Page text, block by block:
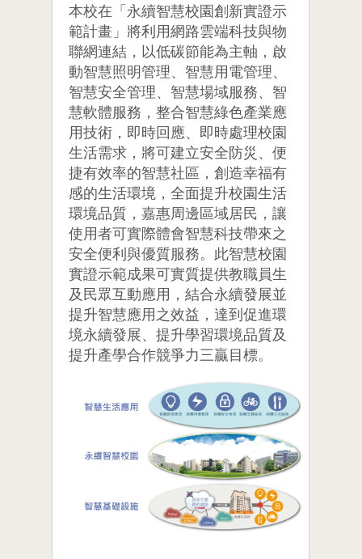
本校在「永續智慧校園創新實證示
範計畫」將利用網路雲端科技與物
聯網連結，以低碳節能為主軸，啟
動智慧照明管理、智慧用電管理、
智慧安全管理、智慧場域服務、智
慧軟體服務，整合智慧綠色產業應
用技術，即時回應、即時處理校園
生活需求，將可建立安全防災、便
捷有效率的智慧社區，創造幸福有
感的生活環境，全面提升校園生活
環境品質，嘉惠周邊區域居民，讓
使用者可實際體會智慧科技帶來之
安全便利與優質服務。此智慧校園
實證示範成果可實質提供教職員生
及民眾互動應用，結合永續發展並
提升智慧應用之效益，達到促進環
境永續發展、提升學習環境品質及
提升產學合作競爭力三贏目標。